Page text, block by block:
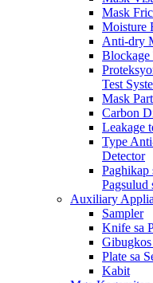
Mask
Moisture
Anti-dry
Blockage
Test
Mask
Carbon
Leakage
Type
Detector
Paghikap
Pagsulud
Auxiliary
Sampler
Knife sa
Plate sa
Kabit